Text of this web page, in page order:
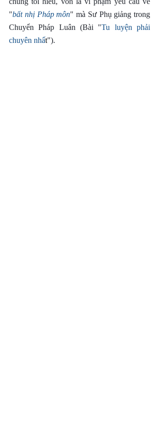
"bất nhị Pháp môn" mà Sư Phụ giảng trong
Chuyển Pháp Luân (Bài "Tu luyện phải
chuyên nhất").